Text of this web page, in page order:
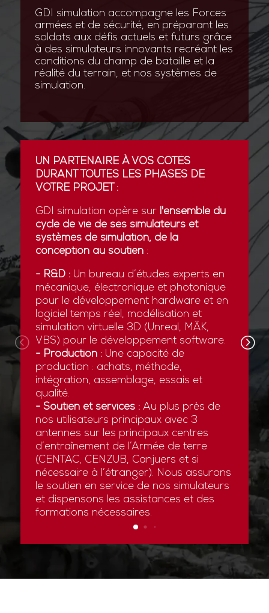
GDI simulation accompagne les Forces
armées et de sécurité, en préparant les
soldats aux défis actuels et futurs grâce
à des simulateurs innovants recréant les
conditions du champ de bataille et la
réalité du terrain, et nos systèmes de
simulation.
UN PARTENAIRE À VOS CÔTÉS
DURANT TOUTES LES PHASES DE
VOTRE PROJET :
GDI simulation opère sur l'ensemble du
cycle de vie de ses simulateurs et
systèmes de simulation, de la
conception au soutien:
- R&D :Un bureau d’études experts en
mécanique, électronique et photonique
pour le développement hardware et en
logiciel temps réel, modélisation et
simulation virtuelle 3D (Unreal, MÄK,
VBS) pour le développement software.
- Production :Une capacité de
production : achats, méthode,
intégration, assemblage, essais et
qualité.
- Soutien et services :Au plus près de
nos utilisateurs principaux avec 3
antennes sur les principaux centres
d’entraînement de l’Armée de terre
(CENTAC, CENZUB, Canjuers et si
nécessaire à l’étranger). Nous assurons
le soutien en service de nos simulateurs
et dispensons les assistances et des
formations nécessaires.